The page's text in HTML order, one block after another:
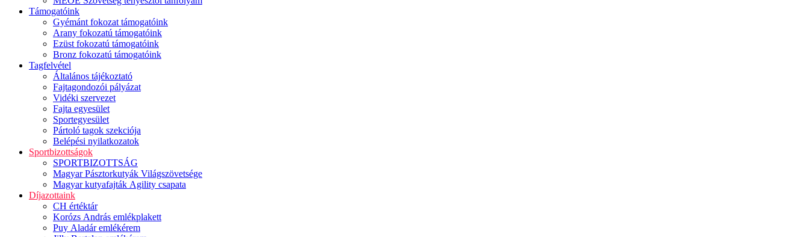
Támogatóink
Gyémánt fokozat támogatóink
Arany fokozatú támogatóink
Ezüst fokozatú támogatóink
Bronz fokozatú támogatóink
Tagfelvétel
Általános tájékoztató
Fajtagondozói pályázat
Vidéki szervezet
Fajta egyesület
Sportegyesület
Pártoló tagok szekciója
Belépési nyilatkozatok
Sportbizottságok
SPORTBIZOTTSÁG
Magyar Pásztorkutyák Világszövetsége
Magyar kutyafajták Agility csapata
Díjazottaink
CH értéktár
Korózs András emlékplakett
Puy Aladár emlékérem